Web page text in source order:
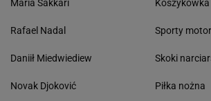
Maria Sakkari
Rafael Nadal
Daniił Miedwiediew
Novak Djoković
Koszykówka
Sporty
Skoki
Piłka nożna